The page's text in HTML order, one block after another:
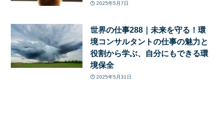
2025年5月7日
世界の仕事288｜未来を守る！環
境コンサルタントの仕事の魅力と
役割から学ぶ、自分にもできる環
境保全
2025年5月31日